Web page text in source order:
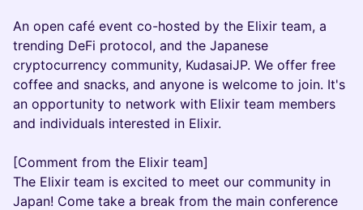
An open café event co-hosted by the Elixir team, a
trending DeFi protocol, and the Japanese
cryptocurrency community, KudasaiJP. We offer free
coffee and snacks, and anyone is welcome to join. It's
an opportunity to network with Elixir team members
and individuals interested in Elixir.
[Comment from the Elixir team]
The Elixir team is excited to meet our community in
Japan! Come take a break from the main conference